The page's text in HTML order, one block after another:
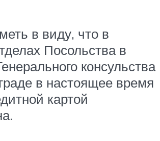
в виду, что в
Посольства в
консульства
в настоящее время
картой